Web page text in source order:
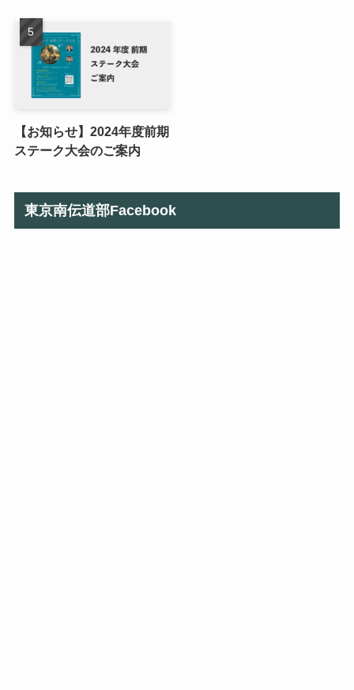
【お知らせ】2024年度前期
ステーク大会のご案内
東京南伝道部Facebook